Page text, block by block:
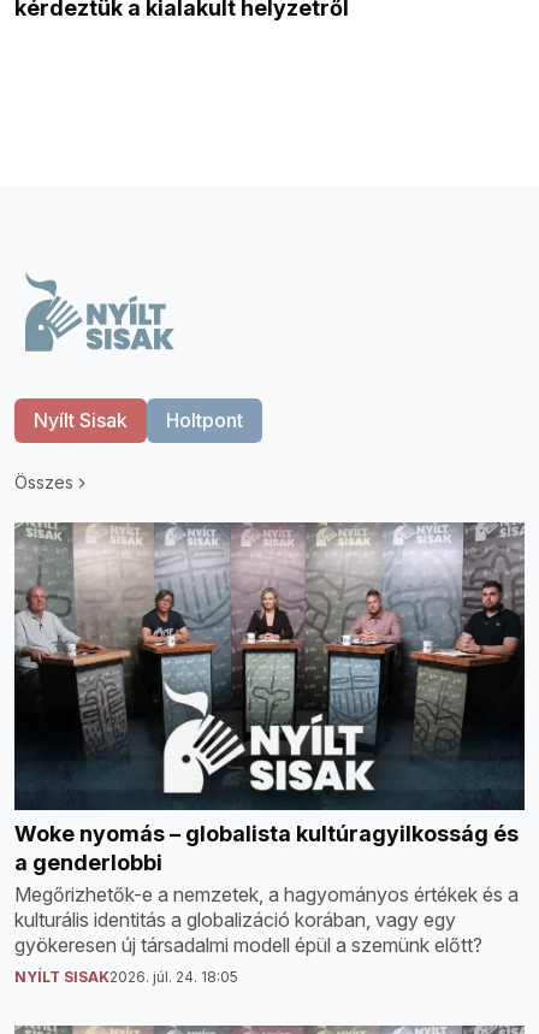
kérdeztük a kialakult helyzetről
Nyílt Sisak Holtpont
Összes
Woke nyomás – globalista kultúragyilkosság és
a genderlobbi
Megőrizhetők-e a nemzetek, a hagyományos értékek és a
kulturális identitás a globalizáció korában, vagy egy
gyökeresen új társadalmi modell épül a szemünk előtt?
NYÍLT SISAK2026. júl. 24. 18:05